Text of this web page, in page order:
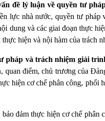
đề lý luận về quyền tư
lực nhà nước, quyền tư
dung và các giai đoạn thực
thực hiện và nội hàm của trách
pháp và trách nhiệm giải
quan điểm, chủ trương của
hiện cơ chế phân công, phối
đảm thực hiện cơ chế phân